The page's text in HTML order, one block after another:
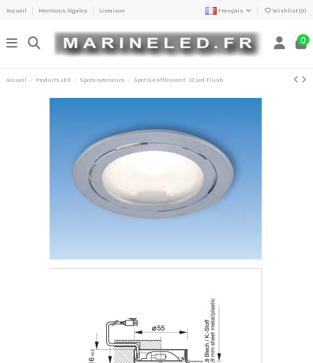
Accueil Mentions légales Livraison Français Wishlist (0)
0
Accueil Produits LED Spots exterieurs Spot G4 affleurant . 12 Led Flush